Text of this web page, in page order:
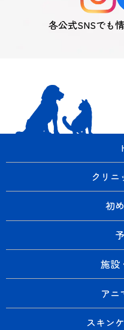
各公式SNSでも
クリニ
初
施設
アニ
スキン